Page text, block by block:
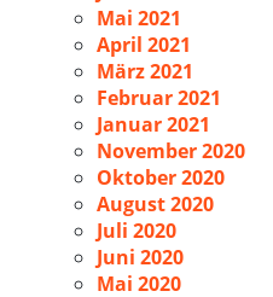
Mai 2021
April 2021
März 2021
Februar 2021
Januar 2021
November 2020
Oktober 2020
August 2020
Juli 2020
Juni 2020
Mai 2020